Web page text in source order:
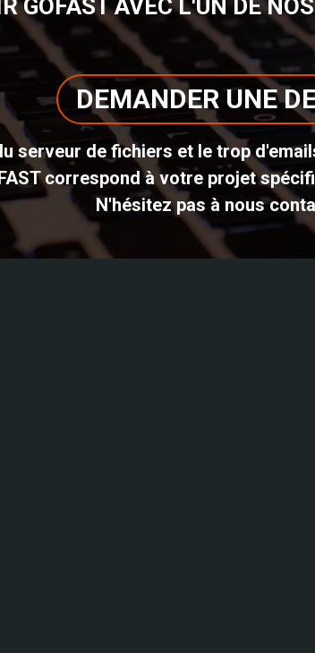
GOFAST AVEC L'UN DE
DEMANDER UNE
serveur de fichiers et le trop
correspond à votre projet
N'hésitez pas à nous